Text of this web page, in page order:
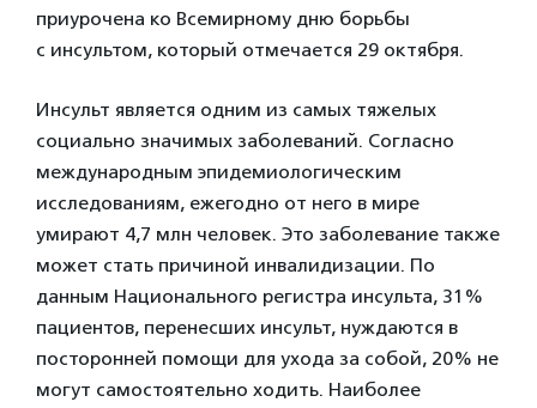
приурочена ко Всемирному дню борьбы
с инсультом, который отмечается 29 октября.
Инсульт является одним из самых тяжелых
социально значимых заболеваний. Согласно
международным эпидемиологическим
исследованиям, ежегодно от него в мире
умирают 4,7 млн человек. Это заболевание также
может стать причиной инвалидизации. По
данным Национального регистра инсульта, 31%
пациентов, перенесших инсульт, нуждаются в
посторонней помощи для ухода за собой, 20% не
могут самостоятельно ходить. Наиболее